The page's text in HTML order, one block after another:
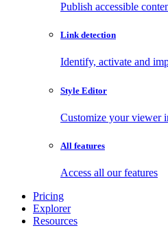
Publish accessible
Link detection
Identify, activate and
Style Editor
Customize your viewer
All features
Access all our features
Pricing
Explorer
Resources